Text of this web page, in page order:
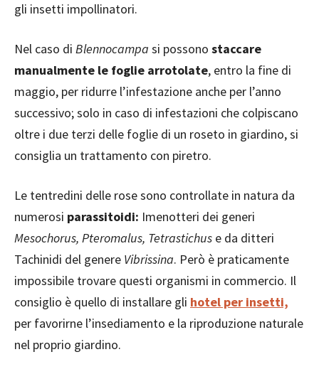
gli insetti impollinatori.
Nel caso di Blennocampa si possono staccare
manualmente le foglie arrotolate, entro la fine di
maggio, per ridurre l’infestazione anche per l’anno
successivo; solo in caso di infestazioni che colpiscano
oltre i due terzi delle foglie di un roseto in giardino, si
consiglia un trattamento con piretro.
Le tentredini delle rose sono controllate in natura da
numerosi parassitoidi: Imenotteri dei generi
Mesochorus, Pteromalus, Tetrastichus e da ditteri
Tachinidi del genere Vibrissina. Però è praticamente
impossibile trovare questi organismi in commercio. Il
consiglio è quello di installare gli hotel per insetti,
per favorirne l’insediamento e la riproduzione naturale
nel proprio giardino.